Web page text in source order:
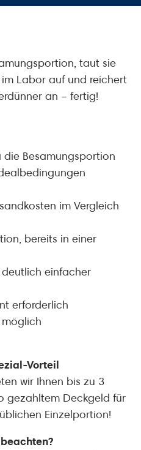
taut sie
Labor auf und reichert
an – fertig!
Besamungsportion
im Vergleich
bereits in einer
einfacher
erforderlich
Vorteil
wir Ihnen bis zu 3
gezahltem Deckgeld für
Einzelportion!